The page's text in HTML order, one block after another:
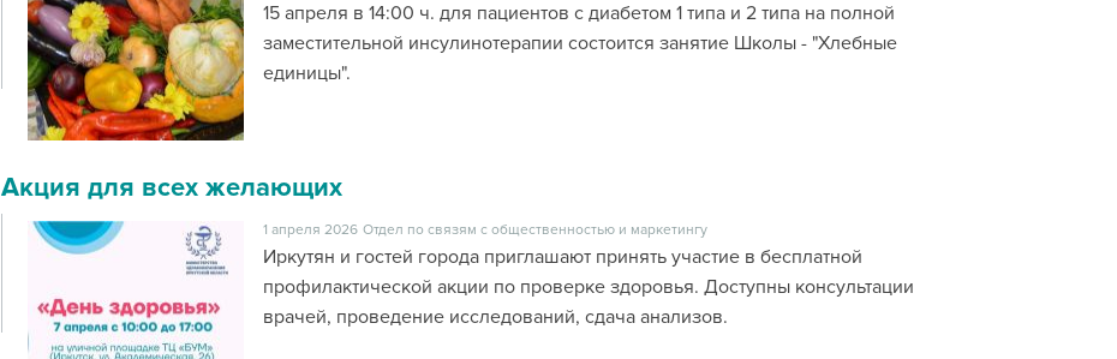
15 апреля в 14:00 ч. для пациентов с диабетом 1 типа и 2 типа на полной
заместительной инсулинотерапии состоится занятие Школы - "Хлебные
единицы".
Акция для всех желающих
1 апреля 2026 Отдел по связям с общественностью и маркетингу
Иркутян и гостей города приглашают принять участие в бесплатной
профилактической акции по проверке здоровья. Доступны консультации
врачей, проведение исследований, сдача анализов.